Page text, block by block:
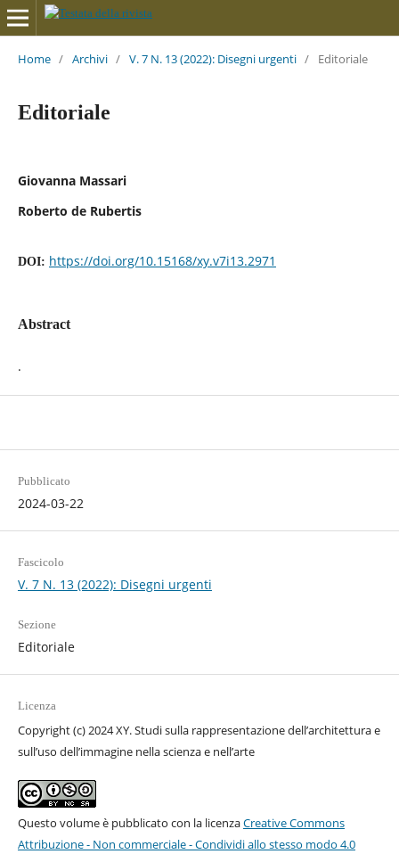
Home / Archivi / V. 7 N. 13 (2022): Disegni urgenti / Editoriale
Editoriale
Giovanna Massari
Roberto de Rubertis
DOI: https://doi.org/10.15168/xy.v7i13.2971
Abstract
.
Pubblicato
2024-03-22
Fascicolo
V. 7 N. 13 (2022): Disegni urgenti
Sezione
Editoriale
Licenza
Copyright (c) 2024 XY. Studi sulla rappresentazione dell’architettura e
sull’uso dell’immagine nella scienza e nell’arte
Questo volume è pubblicato con la licenzaCreative Commons
Attribuzione - Non commerciale - Condividi allo stesso modo 4.0